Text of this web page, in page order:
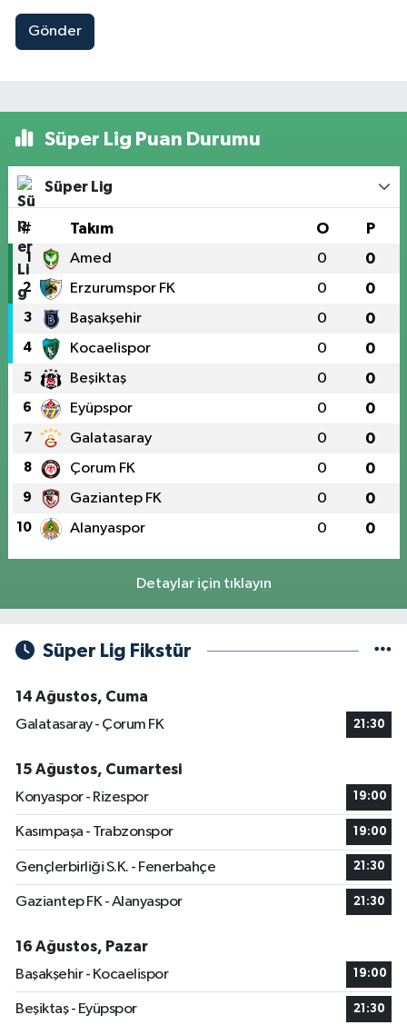
Gönder
Süper Lig Puan Durumu
Süper Lig
# Takım O P
1 Amed 0 0
2 Erzurumspor FK 0 0
3 Başakşehir 0 0
4 Kocaelispor 0 0
5 Beşiktaş 0 0
6 Eyüpspor 0 0
7 Galatasaray 0 0
8 Çorum FK 0 0
9 Gaziantep FK 0 0
10 Alanyaspor 0 0
Detaylar için tıklayın
Süper Lig Fikstür
14 Ağustos, Cuma
Galatasaray - Çorum FK
21:30
15 Ağustos, Cumartesi
Konyaspor - Rizespor
19:00
Kasımpaşa - Trabzonspor 19:00
Gençlerbirliği S.K. - Fenerbahçe 21:30
Gaziantep FK - Alanyaspor 21:30
16 Ağustos, Pazar
Başakşehir - Kocaelispor
19:00
Beşiktaş - Eyüpspor 21:30